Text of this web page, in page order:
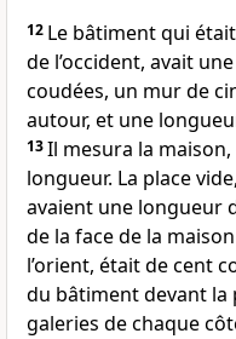
12 Le bâtiment qui
de l’occident, avait
coudées, un mur de
autour, et une
13Il mesura la
longueur. La place
avaient une longueur
de la face de la
l’orient, était de cent
du bâtiment devant la
galeries de chaque